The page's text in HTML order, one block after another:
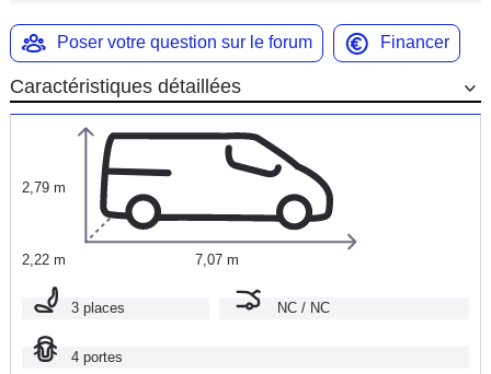
Poser votre question sur le forum Financer
Caractéristiques détaillées
2,79 m
2,22 m 7,07 m
3 places NC / NC
4 portes